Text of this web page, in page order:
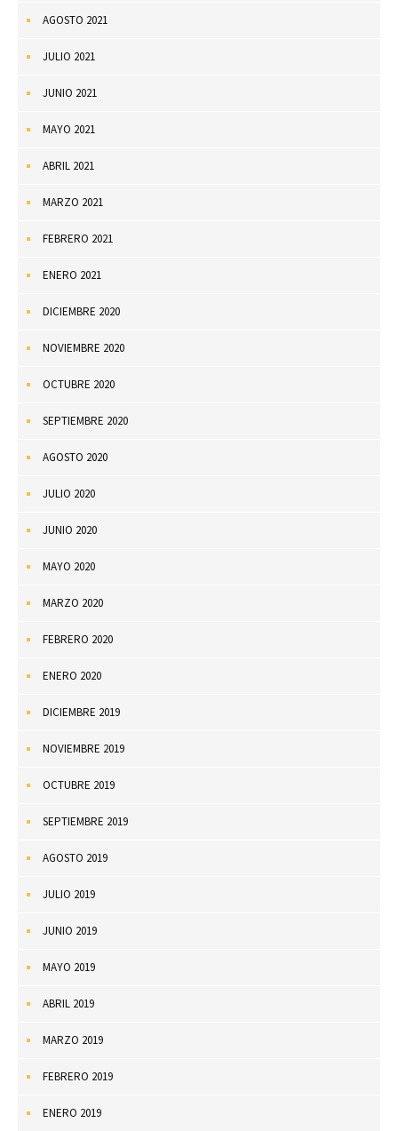
AGOSTO 2021
JULIO 2021
JUNIO 2021
MAYO 2021
ABRIL 2021
MARZO 2021
FEBRERO 2021
ENERO 2021
DICIEMBRE 2020
NOVIEMBRE 2020
OCTUBRE 2020
SEPTIEMBRE 2020
AGOSTO 2020
JULIO 2020
JUNIO 2020
MAYO 2020
MARZO 2020
FEBRERO 2020
ENERO 2020
DICIEMBRE 2019
NOVIEMBRE 2019
OCTUBRE 2019
SEPTIEMBRE 2019
AGOSTO 2019
JULIO 2019
JUNIO 2019
MAYO 2019
ABRIL 2019
MARZO 2019
FEBRERO 2019
ENERO 2019